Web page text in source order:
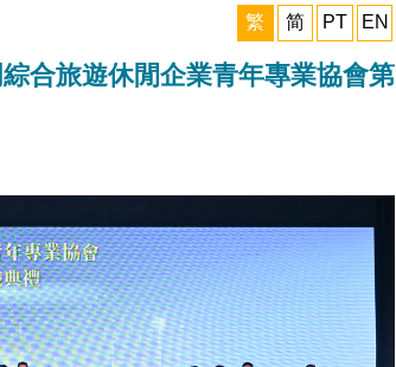
繁 简 PT EN
合旅遊休閒企業青年專業協會第